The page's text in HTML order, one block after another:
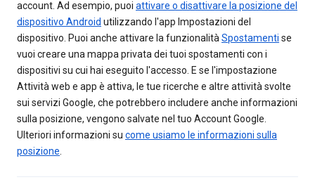
account. Ad esempio, puoi attivare o disattivare la posizione del
dispositivo Android utilizzando l'app Impostazioni del
dispositivo. Puoi anche attivare la funzionalità Spostamenti se
vuoi creare una mappa privata dei tuoi spostamenti con i
dispositivi su cui hai eseguito l'accesso. E se l'impostazione
Attività web e app è attiva, le tue ricerche e altre attività svolte
sui servizi Google, che potrebbero includere anche informazioni
sulla posizione, vengono salvate nel tuo Account Google.
Ulteriori informazioni su come usiamo le informazioni sulla
posizione